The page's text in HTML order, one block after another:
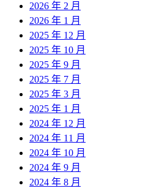
2026 年 2 月
2026 年 1 月
2025 年 12 月
2025 年 10 月
2025 年 9 月
2025 年 7 月
2025 年 3 月
2025 年 1 月
2024 年 12 月
2024 年 11 月
2024 年 10 月
2024 年 9 月
2024 年 8 月